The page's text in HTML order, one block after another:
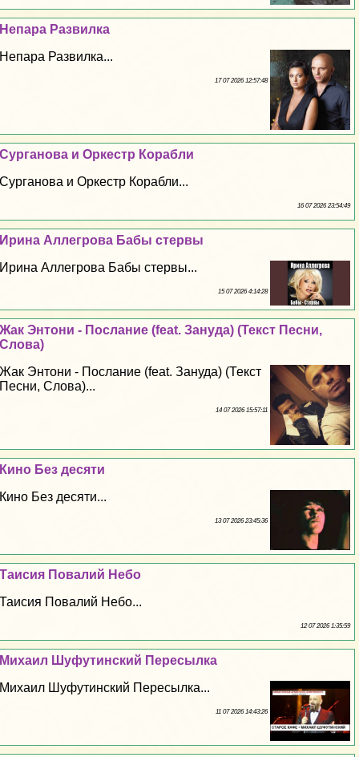
Непара Развилка
Непара Развилка...
17 07 2026 12:57:48
Сурганова и Оркестр Корабли
Сурганова и Оркестр Корабли...
16 07 2026 23:54:49
Ирина Аллегрова Бабы стepвы
Ирина Аллегрова Бабы стepвы...
15 07 2026 4:14:28
Жак Энтони - Послание (feat. Зануда) (Текст Песни,
Слова)
Жак Энтони - Послание (feat. Зануда) (Текст
Песни, Слова)...
14 07 2026 15:57:11
Кино Без десяти
Кино Без десяти...
13 07 2026 23:45:36
Таисия Повалий Небо
Таисия Повалий Небо...
12 07 2026 1:35:59
Михаил Шуфутинский Пересылка
Михаил Шуфутинский Пересылка...
11 07 2026 14:43:26